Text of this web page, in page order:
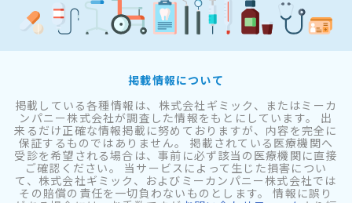
掲載情報について
掲載している各種情報は、株式会社ギミック、またはミーカ
ンパニー株式会社が調査した情報をもとにしています。 出
来るだけ正確な情報掲載に努めておりますが、内容を完全に
保証するものではありません。 掲載されている医療機関へ
受診を希望される場合は、事前に必ず該当の医療機関に直接
ご確認ください。 当サービスによって生じた損害につい
て、株式会社ギミック、およびミーカンパニー株式会社では
その賠償の責任を一切負わないものとします。 情報に誤り